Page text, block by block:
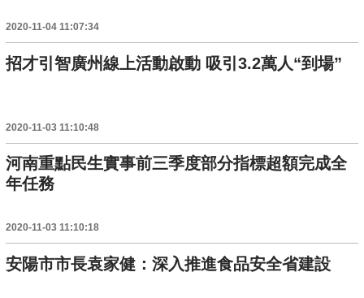
2020-11-04 11:07:34
招才引智廣州線上活動啟動 吸引3.2萬人“到場”
2020-11-03 11:10:48
河南重點民生實事前三季度部分指標超額完成全
年任務
2020-11-03 11:10:18
安陽市市長袁家健：深入推進食品安全省建設